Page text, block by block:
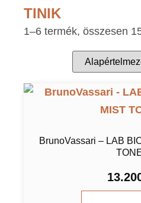
TINIK
1–6 termék, összesen
BrunoVassari – LAB